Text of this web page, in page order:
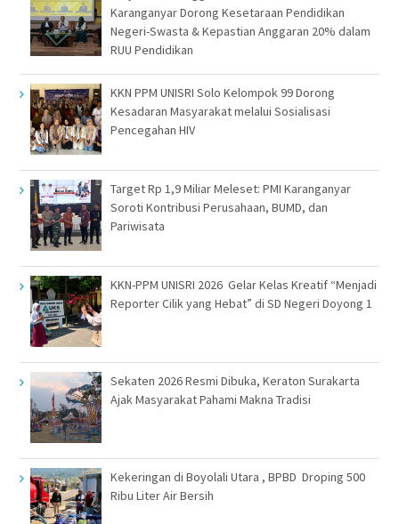
Karanganyar Dorong Kesetaraan Pendidikan
Negeri-Swasta & Kepastian Anggaran 20% dalam
RUU Pendidikan
KKN PPM UNISRI Solo Kelompok 99 Dorong
Kesadaran Masyarakat melalui Sosialisasi
Pencegahan HIV
Target Rp 1,9 Miliar Meleset: PMI Karanganyar
Soroti Kontribusi Perusahaan, BUMD, dan
Pariwisata
KKN-PPM UNISRI 2026 Gelar Kelas Kreatif “Menjadi
Reporter Cilik yang Hebat” di SD Negeri Doyong 1
Sekaten 2026 Resmi Dibuka, Keraton Surakarta
Ajak Masyarakat Pahami Makna Tradisi
Kekeringan di Boyolali Utara , BPBD Droping 500
Ribu Liter Air Bersih